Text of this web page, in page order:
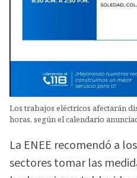
Los trabajos eléctricos afectarán
horas, según el calendario
La ENEE recomendó a
sectores tomar las